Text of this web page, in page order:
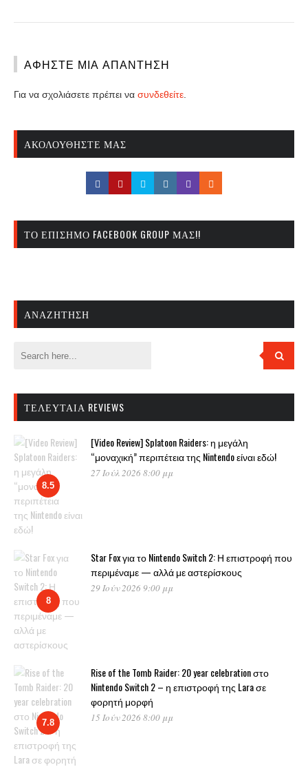
ΑΦΉΣΤΕ ΜΙΑ ΑΠΆΝΤΗΣΗ
Για να σχολιάσετε πρέπει να συνδεθείτε
ΑΚΟΛΟΥΘΉΣΤΕ ΜΑΣ
ΤΟ ΕΠΊΣΗΜΟ FACEBOOK GROUP ΜΑΣ!!
ΑΝΑΖΉΤΗΣΗ
ΤΕΛΕΥΤΑΊΑ REVIEWS
8.5
[Video Review] Splatoon Raiders: η μεγάλη
“μοναχική” περιπέτεια της Nintendo είναι εδώ!
27 Ιούλ 2026 8:00 μμ
8
Star Fox για το Nintendo Switch 2: Η επιστροφή που
περιμέναμε — αλλά με αστερίσκους
29 Ιούν 2026 9:00 μμ
7.8
Rise of the Tomb Raider: 20 year celebration στο
Nintendo Switch 2 – η επιστροφή της Lara σε
φορητή μορφή
15 Ιούν 2026 8:00 μμ